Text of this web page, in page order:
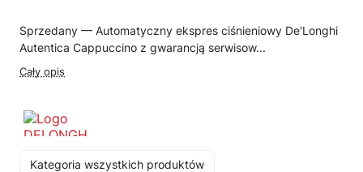
Sprzedany — Automatyczny ekspres ciśnieniowy De'Longhi
Autentica Cappuccino z gwarancją serwisow...
Cały opis
Kategoria wszystkich produktów